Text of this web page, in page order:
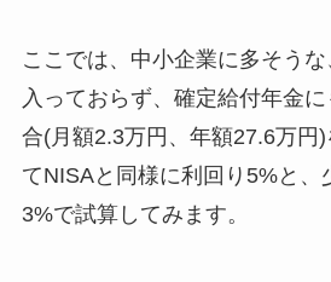
ここでは、中小企業に多そう
入っておらず、確定給付年金
合(月額2.3万円、年額27.6万円
てNISAと同様に利回り5%と、
3%で試算してみます。